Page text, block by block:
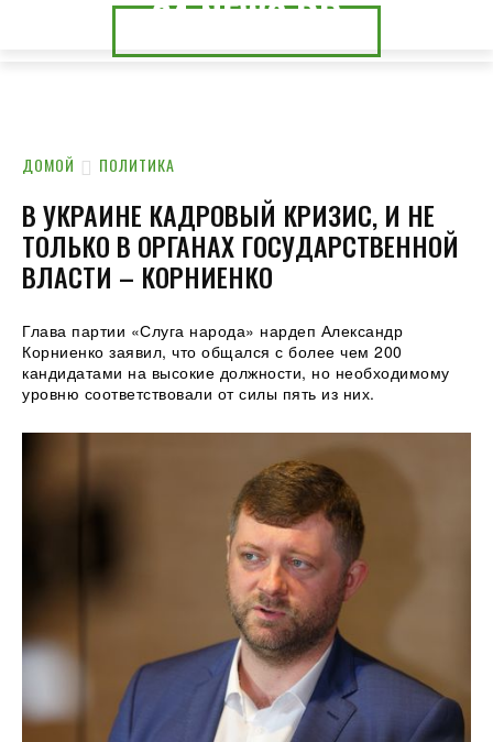
24.NEWS.CK
24.NEWS.DP
ДОМОЙ ПОЛИТИКА
В УКРАИНЕ КАДРОВЫЙ КРИЗИС, И НЕ
ТОЛЬКО В ОРГАНАХ ГОСУДАРСТВЕННОЙ
ВЛАСТИ – КОРНИЕНКО
Глава партии «Слуга народа» нардеп Александр
Корниенко заявил, что общался с более чем 200
кандидатами на высокие должности, но необходимому
уровню соответствовали от силы пять из них.